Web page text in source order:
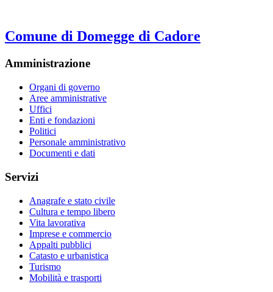
Comune di Domegge di Cadore
Amministrazione
Organi di governo
Aree amministrative
Uffici
Enti e fondazioni
Politici
Personale amministrativo
Documenti e dati
Servizi
Anagrafe e stato civile
Cultura e tempo libero
Vita lavorativa
Imprese e commercio
Appalti pubblici
Catasto e urbanistica
Turismo
Mobilità e trasporti